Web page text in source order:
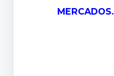
MERCADOS.